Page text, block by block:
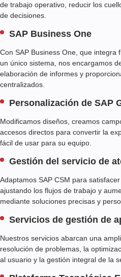
de trabajo operativo, reducir los
de decisiones.
SAP Business One
Con SAP Business One, que integra
un único sistema, nos encargamos
elaboración de informes y
centralizados.
Personalización de SAP
Modificamos diseños, creamos
accesos directos para convertir la
fácil de usar para su equipo.
Gestión del servicio de
Adaptamos SAP CSM para
ajustando los flujos de trabajo y
mediante soluciones precisas y
Servicios de gestión de
Nuestros servicios abarcan una
resolución de problemas, la
al usuario y la gestión integral de la